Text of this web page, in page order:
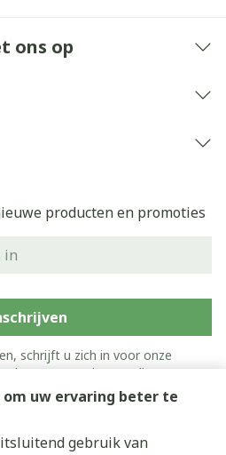
uw ervaring beter te
gebruik van
ons op
producten en promoties
schrijft u zich in voor onze
met onzeprivacy policy.